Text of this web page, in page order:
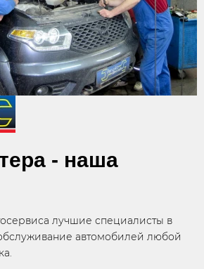
- наша
лучшие специалисты в
автомобилей любой